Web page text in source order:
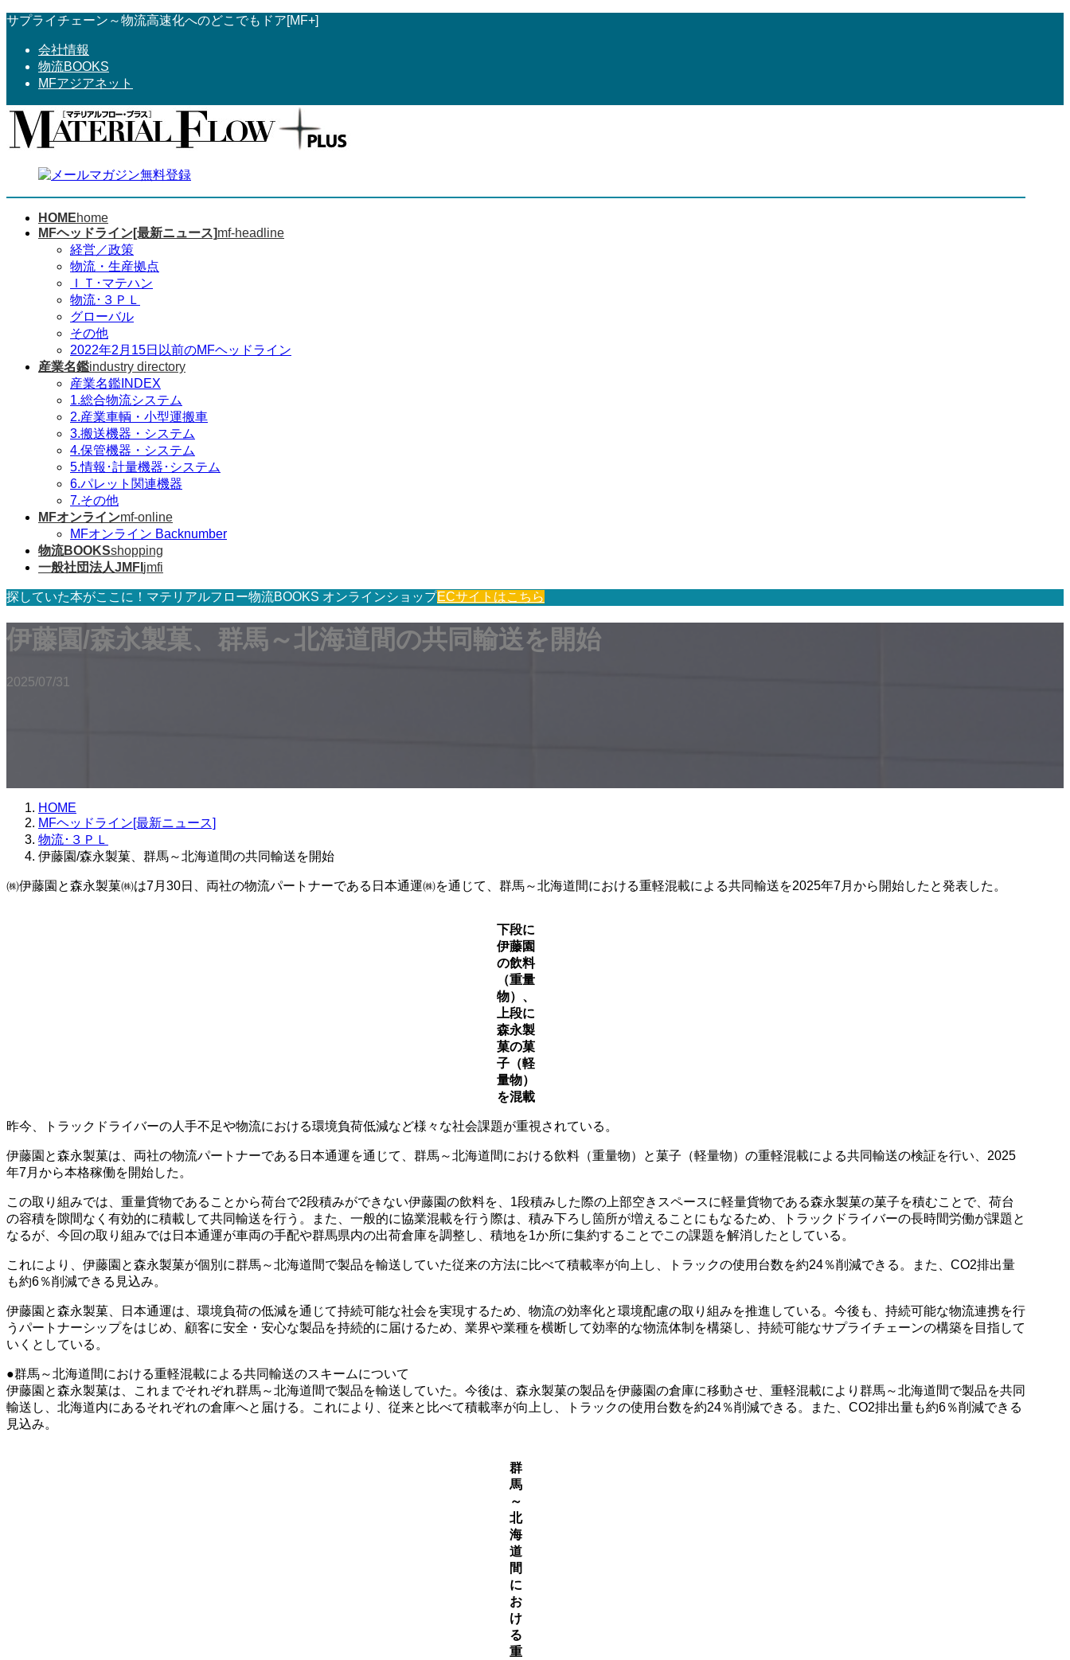
コ
へ
ス
ナ
ョ
ン
サプライチェーン～物流高速化へのどこでもドア[MF+]
会社情報
物流BOOKS
MFアジアネット
HOMEhome
MFヘッドライン[最新ニュース]mf-headline
経営／政策
物流・生産拠点
ＩＴ･マテハン
物流･３ＰＬ
グローバル
その他
2022年2月15日以前のMFヘッドライン
産業名鑑industry directory
産業名鑑INDEX
1.総合物流システム
2.産業車輌・小型運搬車
3.搬送機器・システム
4.保管機器・システム
5.情報･計量機器･システム
6.パレット関連機器
7.その他
MFオンラインmf-online
MFオンライン Backnumber
物流BOOKSshopping
一般社団法人JMFI jmfi
探していた本がここに！マテリアルフロー物流BOOKS オンラインショップECサイトはこちら
伊藤園/森永製菓、群馬～北海道間の共同輸送を開始
2025/07/31
HOME
MFヘッドライン[最新ニュース]
物流･３ＰＬ
伊藤園/森永製菓、群馬～北海道間の共同輸送を開始
㈱伊藤園と森永製菓㈱は7月30日、両社の物流パートナーである日本通運㈱を通じて、群馬～北海道間における重軽混載による共同輸送を2025年7月から開始したと発表した。
下段に
伊藤園
の飲料
（重量
物）、
上段に
森永製
菓の菓
子（軽
量物）
を混載
昨今、トラックドライバーの人手不足や物流における環境負荷低減など様々な社会課題が重視されている。
伊藤園と森永製菓は、両社の物流パートナーである日本通運を通じて、群馬～北海道間における飲料（重量物）と菓子（軽量物）の重軽混載による共同輸送の検証を行い、2025
年7月から本格稼働を開始した。
この取り組みでは、重量貨物であることから荷台で2段積みができない伊藤園の飲料を、1段積みした際の上部空きスペースに軽量貨物である森永製菓の菓子を積むことで、荷台
の容積を隙間なく有効的に積載して共同輸送を行う。また、一般的に協業混載を行う際は、積み下ろし箇所が増えることにもなるため、トラックドライバーの長時間労働が課題と
なるが、今回の取り組みでは日本通運が車両の手配や群馬県内の出荷倉庫を調整し、積地を1か所に集約することでこの課題を解消したとしている。
これにより、伊藤園と森永製菓が個別に群馬～北海道間で製品を輸送していた従来の方法に比べて積載率が向上し、トラックの使用台数を約24％削減できる。また、CO2排出量
も約6％削減できる見込み。
伊藤園と森永製菓、日本通運は、環境負荷の低減を通じて持続可能な社会を実現するため、物流の効率化と環境配慮の取り組みを推進している。今後も、持続可能な物流連携を行
うパートナーシップをはじめ、顧客に安全・安心な製品を持続的に届けるため、業界や業種を横断して効率的な物流体制を構築し、持続可能なサプライチェーンの構築を目指して
いくとしている。
●群馬～北海道間における重軽混載による共同輸送のスキームについて
伊藤園と森永製菓は、これまでそれぞれ群馬～北海道間で製品を輸送していた。今後は、森永製菓の製品を伊藤園の倉庫に移動させ、重軽混載により群馬～北海道間で製品を共同
輸送し、北海道内にあるそれぞれの倉庫へと届ける。これにより、従来と比べて積載率が向上し、トラックの使用台数を約24％削減できる。また、CO2排出量も約6％削減できる
見込み。
群
馬
～
北
海
道
間
に
お
け
る
重